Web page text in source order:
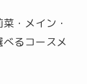
・メイン・
るコースメ